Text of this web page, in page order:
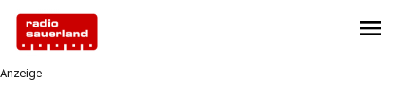
menu
Anzeige